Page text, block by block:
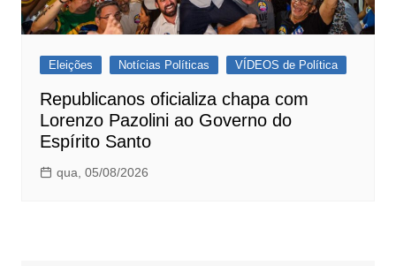
Eleições Notícias Políticas VÍDEOS de Política
Republicanos oficializa chapa com
Lorenzo Pazolini ao Governo do
Espírito Santo
qua, 05/08/2026